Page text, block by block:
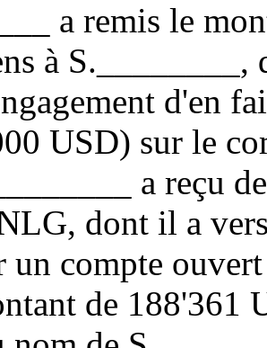
a remis le
à
d'en
USD) sur le
a reçu
dont il a
un compte
de 188'361